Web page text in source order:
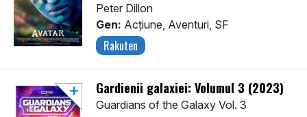
Peter Dillon
Gen: Acţiune, Aventuri, SF
Rakuten
Gardienii galaxiei: Volumul 3 (2023)
Guardians of the Galaxy Vol. 3